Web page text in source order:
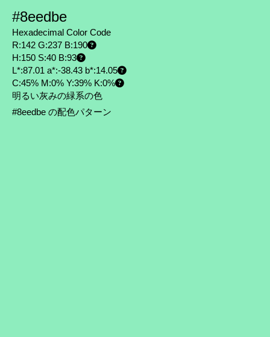
#8eedbe
Hexadecimal Color Code
R:142 G:237 B:190
H:150 S:40 B:93
L*:87.01 a*:-38.43 b*:14.05
C:45% M:0% Y:39% K:0%
明るい灰みの緑系の色
#8eedbe の配色パターン